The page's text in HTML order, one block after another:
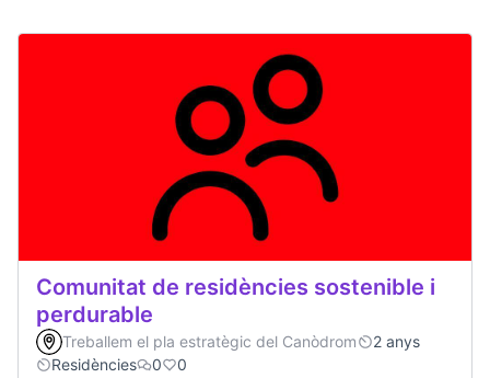
Comunitat de residències sostenible i
perdurable
Treballem el pla estratègic del Canòdrom
2 anys
Residències
0 0